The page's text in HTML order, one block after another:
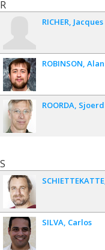
R
RICHER Jacques
ROBINSON Alan
ROORDA Sjoerd
S
SCHIETTEKATTE
SILVA Carlos